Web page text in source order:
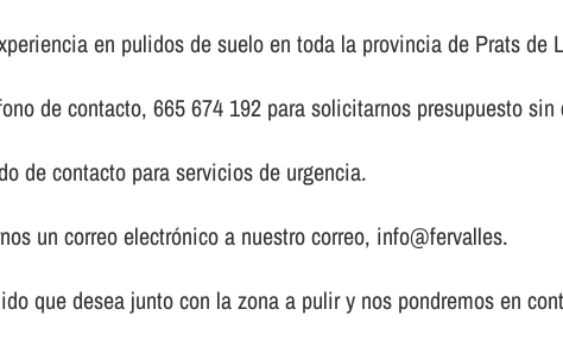
en pulidos de suelo en toda la provincia de Prats de
de contacto, 665 674 192 para solicitarnos presupuesto
de contacto para servicios de urgencia.
un correo electrónico a nuestro correo, info@fervalles.
que desea junto con la zona a pulir y nos pondremos en